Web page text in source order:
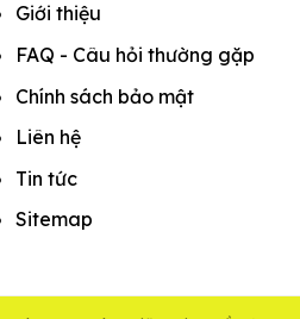
Giới thiệu
FAQ - Câu hỏi thường gặp
Chính sách bảo mật
Liên hệ
Tin tức
Sitemap